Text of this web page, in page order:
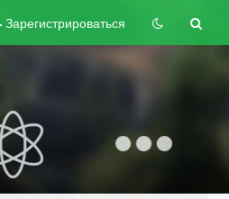
Зарегистрироваться